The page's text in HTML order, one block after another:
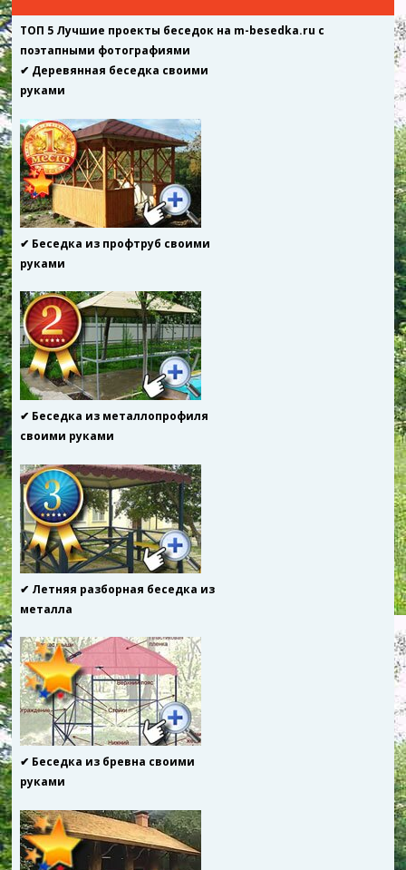
ТОП 5 Лучшие проекты беседок на m-besedka.ru с
поэтапными фотографиями
✔ Деревянная беседка своими
руками
✔ Беседка из профтруб своими
руками
✔ Беседка из металлопрофиля
своими руками
✔ Летняя разборная беседка из
металла
✔ Беседка из бревна своими
руками